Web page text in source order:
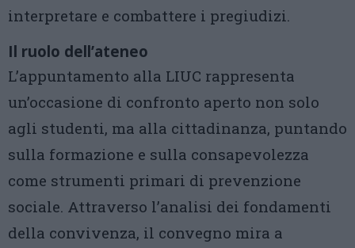
interpretare e combattere i pregiudizi.
Il ruolo dell’ateneo
L’appuntamento alla LIUC rappresenta
un’occasione di confronto aperto non solo
agli studenti, ma alla cittadinanza, puntando
sulla formazione e sulla consapevolezza
come strumenti primari di prevenzione
sociale. Attraverso l’analisi dei fondamenti
della convivenza, il convegno mira a